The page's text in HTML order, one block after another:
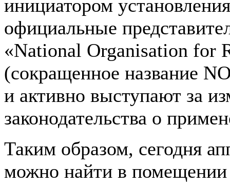
инициатором
официальные
«National Organisation for
(сокращенное название
и активно выступают за
законодательства о
Таким образом, сегодня
можно найти в помещении